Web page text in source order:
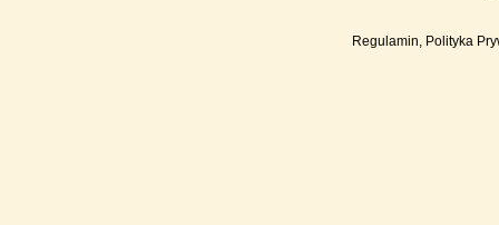
Regulamin, Polityka